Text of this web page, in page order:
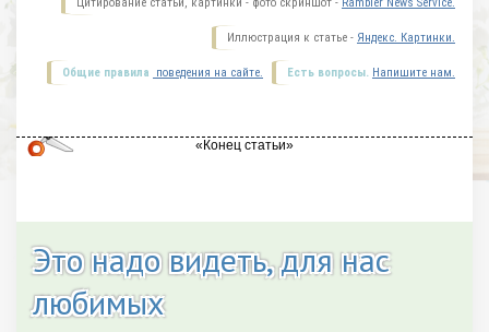
Иллюстрация к статье - Яндекс. Картинки.
Есть вопросы. Напишите нам.
Общие правила поведения на сайте.
Это надо видеть, для нас
любимых